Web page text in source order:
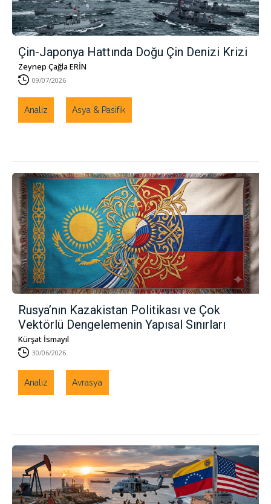
Çin-Japonya Hattında Doğu Çin Denizi Krizi
Zeynep Çağla ERİN
09/07/2026
Analiz Asya & Pasifik
Rusya’nın Kazakistan Politikası ve Çok
Vektörlü Dengelemenin Yapısal Sınırları
Kürşat İsmayıl
30/06/2026
Analiz Avrasya